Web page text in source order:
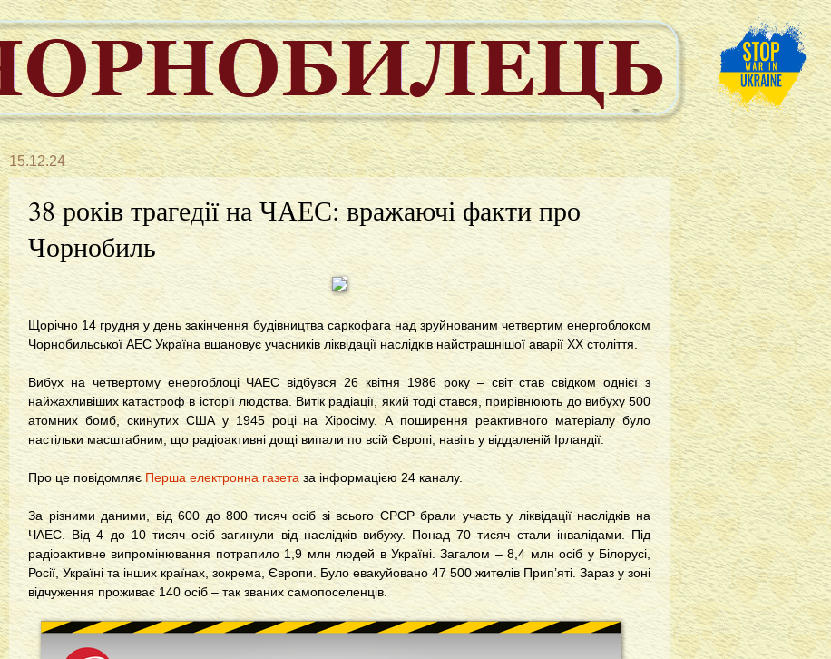
15.12.24
38 років трагедії на ЧАЕС: вражаючі факти про
Чорнобиль
Щорічно 14 грудня у день закінчення будівництва саркофага над зруйнованим четвертим енергоблоком
Чорнобильської АЕС Україна вшановує учасників ліквідації наслідків найстрашнішої аварії ХХ століття.
Вибух на четвертому енергоблоці ЧАЕС відбувся 26 квітня 1986 року – світ став свідком однієї з
найжахливіших катастроф в історії людства. Витік радіації, який тоді стався, прирівнюють до вибуху 500
атомних бомб, скинутих США у 1945 році на Хіросіму. А поширення реактивного матеріалу було
настільки масштабним, що радіоактивні дощі випали по всій Європі, навіть у віддаленій Ірландії.
Про це повідомляє Перша електронна газета за інформацією 24 каналу.
За різними даними, від 600 до 800 тисяч осіб зі всього СРСР брали участь у ліквідації наслідків на
ЧАЕС. Від 4 до 10 тисяч осіб загинули від наслідків вибуху. Понад 70 тисяч стали інвалідами. Під
радіоактивне випромінювання потрапило 1,9 млн людей в Україні. Загалом – 8,4 млн осіб у Білорусі,
Росії, Україні та інших країнах, зокрема, Європи. Було евакуйовано 47 500 жителів Прип’яті. Зараз у зоні
відчуження проживає 140 осіб – так званих самопоселенців.